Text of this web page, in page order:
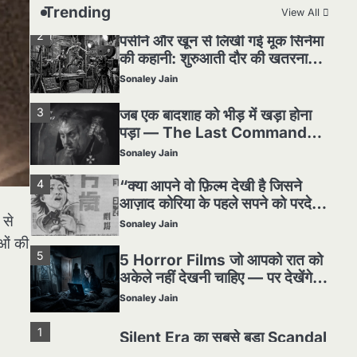
से
की
Trending View All
3
जब एक बादशाह को भीड़ में खड़ा होना
पड़ा — The Last Command
(1928) Review
Sonaley Jain
4
“क्या आपने वो फ़िल्म देखी है जिसने
आज़ाद कोरिया के पहले सपने को परदे
पर उतारा? — Viva Freedom!
Sonaley Jain
5
5 Horror Films जो आपको रात को
अकेले नहीं देखनी चाहिए — पर देखेंगे
ज़रूर
Sonaley Jain
1
Silent Era का सबसे बड़ा Scandal
— वो घटना जिसने Hollywood को
हिला दिया
Sonaley Jain
2
पसीने और खून से लिखी गई मूक सिनेमा